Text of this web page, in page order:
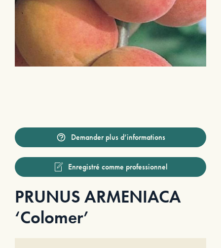
Demander plus d’informations
Enregistré comme professionnel
PRUNUS ARMENIACA
‘Colomer’